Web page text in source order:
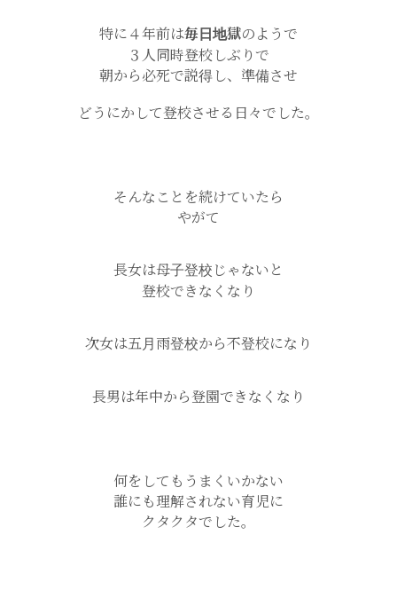
特に４年前は毎日地獄のようで
３人同時登校しぶりで
朝から必死で説得し、準備させ
どうにかして登校させる日々でした。
そんなことを続けていたら
やがて
長女は母子登校じゃないと
登校できなくなり
次女は五月雨登校から不登校になり
長男は年中から登園できなくなり
何をしてもうまくいかない
誰にも理解されない育児に
クタクタでした。